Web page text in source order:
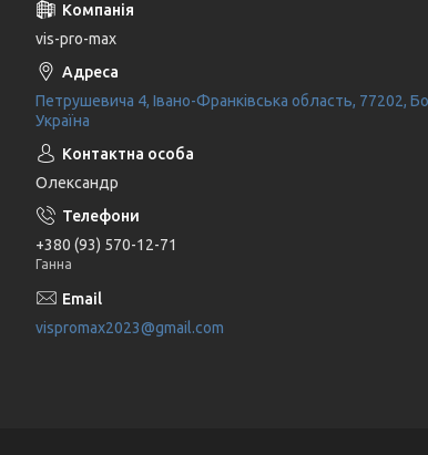
vis-pro-max
Петрушевича 4, Івано-Франківська область, 77202,
Україна
Олександр
+380 (93) 570-12-71
Ганна
vispromax2023@gmail.com